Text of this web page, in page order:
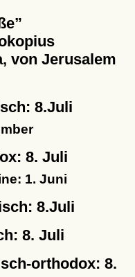
von Jerusalem
8.Juli
8. Juli
1. Juni
8.Juli
8. Juli
orthodox: 8.